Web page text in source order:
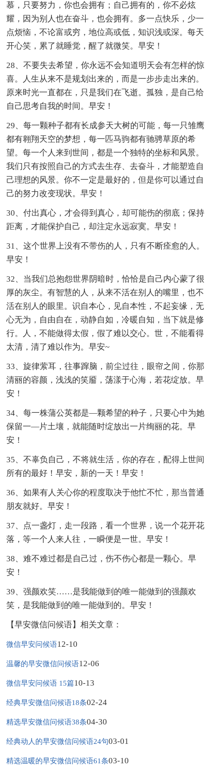
慕，只要努力，你也会拥有；自己拥有的，你不必炫
耀，因为别人也在奋斗，也会拥有。多一点快乐，少一
点烦恼，不论富或穷，地位高或低，知识浅或深。每天
开心笑，累了就睡觉，醒了就微笑。早安！
28、不要失去希望，你永远不会知道明天会有怎样的惊
喜。人生从来不是规划出来的，而是一步步走出来的。
原来时光一直都在，只是我们在飞逝。孤独，是自己给
自己思考自我的时间。早安！
29、每一颗种子都有长成参天大树的可能，每一只雏鹰
都有翱翔天空的梦想，每一匹马驹都有驰骋草原的希
望。每一个人来到世间，都是一个独特的坐标和风景。
我们只有按照自己的方式去生存、去奋斗，才能塑造自
己理想的风景。你不一定是最好的，但是你可以通过自
己的努力改变现状。早安！
30、付出真心，才会得到真心，却可能伤的彻底；保持
距离，才能保护自己，却注定永远寂寞。早安！
31、这个世界上没有不带伤的人，只有不断痊愈的人。
早安！
32、当我们总抱怨世界阴暗时，恰恰是自己内心蒙了很
厚的灰尘。有智慧的人，从来不活在别人的嘴里，也不
活在别人的眼里。识自本心，见自本性，不起妄缘，无
心无为，自由自在，动静自如，冷暖自知，当下就是修
行。人，不能做得太假，假了难以交心。世，不能看得
太清，清了难以作为。早安~
33、旋律萦耳，往事蹿脑，前尘过往，眼帘之间，你那
清丽的容颜，浅浅的笑靥，荡漾于心海，若花绽放。早
安！
34、每一株蒲公英都是—颗希望的种子，只要心中为她
保留一—片土壤，就能随时绽放出一片绚丽的花。早
安！
35、不辜负自己，不将就生活，你的存在，配得上世间
所有的最好！早安，新的一天！早安！
36、如果有人关心你的程度取决于他忙不忙，那当普通
朋友就好。早安！
37、点一盏灯，走一段路，看一个世界，说一个花开花
落，等一个人来人往，一瞬便是一世。早安！
38、难不难过都是自己过，伤不伤心都是一颗心。早
安！
39、强颜欢笑……是我能做到的唯一能做到的强颜欢
笑，是我能做到的唯一能做到的。早安！
【早安微信问候语】相关文章：
微信早安问候语12-10
温馨的早安微信问候语12-06
微信早安问候语 15篇10-13
经典早安微信问候语18条02-24
精选早安微信问候语38条04-30
经典动人的早安微信问候语24句03-01
精选温暖的早安微信问候语61条03-10